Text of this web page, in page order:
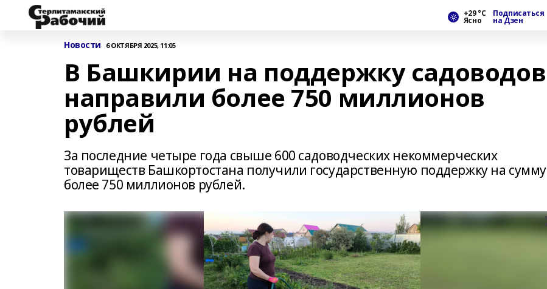
+29 °С
Ясно
Подписаться
на Дзен
Новости 6 ОКТЯБРЯ 2025, 11:05
В Башкирии на поддержку садоводов
направили более 750 миллионов
рублей
За последние четыре года свыше 600 садоводческих некоммерческих
товариществ Башкортостана получили государственную поддержку на сумму
более 750 миллионов рублей.